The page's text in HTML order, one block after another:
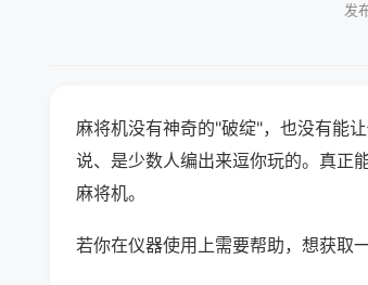
发
麻将机没有神奇的"破绽"，也没有能
说、是少数人编出来逗你玩的。真正
麻将机。
若你在仪器使用上需要帮助，想获取